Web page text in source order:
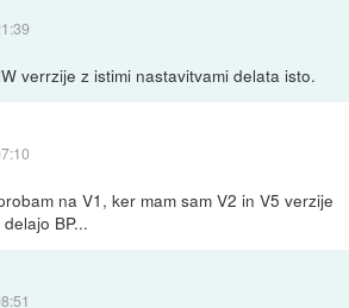
verrzije z istimi nastavitvami delata isto.
na V1, ker mam sam V2 in V5 verzije
BP...